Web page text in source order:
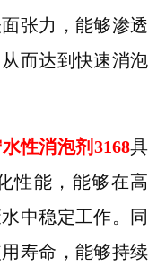
张力，能够渗透
而达到快速消泡
性消泡剂 3168具
性能，能够在高
中稳定工作。同
寿命，能够持续